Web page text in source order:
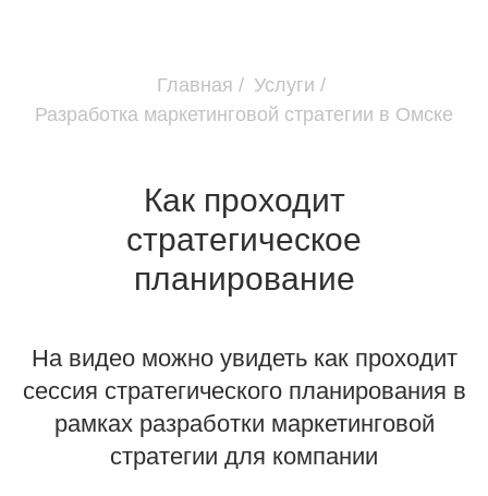
Главная / Услуги /
Разработка маркетинговой стратегии в Омске
Как проходит
стратегическое
планирование
На видео можно увидеть как проходит
сессия стратегического планирования в
рамках разработки маркетинговой
стратегии для компании